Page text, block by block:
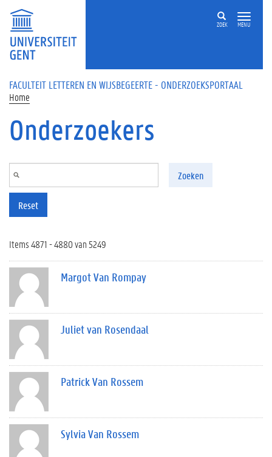
Overslaan en naar de inhoud gaan
ZOEK MENU
FACULTEIT LETTEREN EN WIJSBEGEERTE - ONDERZOEKSPORTAAL
Home
Onderzoekers
Zoeken
Reset
Items 4871 - 4880 van 5249
Margot Van Rompay
Juliet van Rosendaal
Patrick Van Rossem
Sylvia Van Rossem